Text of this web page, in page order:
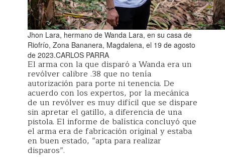
Jhon Lara, hermano de Wanda Lara, en su casa de
Riofrío, Zona Bananera, Magdalena, el 19 de agosto
de 2023.CARLOS PARRA
El arma con la que disparó a Wanda era un
revólver calibre .38 que no tenía
autorización para porte ni tenencia. De
acuerdo con los expertos, por la mecánica
de un revólver es muy difícil que se dispare
sin apretar el gatillo, a diferencia de una
pistola. El informe de balística concluyó que
el arma era de fabricación original y estaba
en buen estado, “apta para realizar
disparos”.